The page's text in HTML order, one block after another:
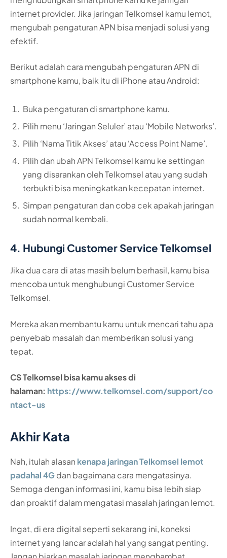
internet provider. Jika jaringan Telkomsel kamu lemot,
mengubah pengaturan APN bisa menjadi solusi yang
efektif.
Berikut adalah cara mengubah pengaturan APN di
smartphone kamu, baik itu di iPhone atau Android:
Buka pengaturan di smartphone kamu.
Pilih menu ‘Jaringan Seluler’ atau ‘Mobile Networks’.
Pilih ‘Nama Titik Akses’ atau ‘Access Point Name’.
Pilih dan ubah APN Telkomsel kamu ke settingan
yang disarankan oleh Telkomsel atau yang sudah
terbukti bisa meningkatkan kecepatan internet.
Simpan pengaturan dan coba cek apakah jaringan
sudah normal kembali.
4. Hubungi Customer Service Telkomsel
Jika dua cara di atas masih belum berhasil, kamu bisa
mencoba untuk menghubungi Customer Service
Telkomsel.
Mereka akan membantu kamu untuk mencari tahu apa
penyebab masalah dan memberikan solusi yang
tepat.
CS Telkomsel bisa kamu akses di
halaman: https://www.telkomsel.com/support/co
ntact-us
Akhir Kata
Nah, itulah alasan kenapa jaringan Telkomsel lemot
padahal 4Gdan bagaimana cara mengatasinya.
Semoga dengan informasi ini, kamu bisa lebih siap
dan proaktif dalam mengatasi masalah jaringan lemot.
Ingat, di era digital seperti sekarang ini, koneksi
internet yang lancar adalah hal yang sangat penting.